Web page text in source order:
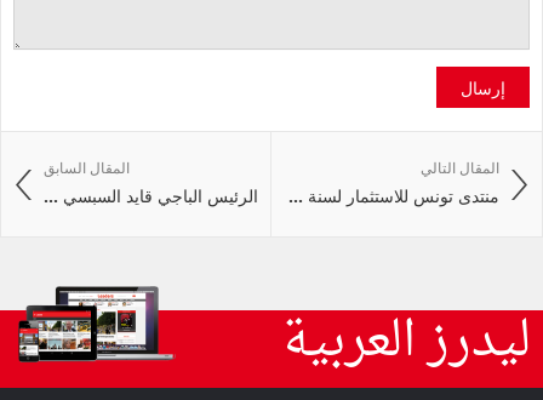
إرسال
المقال السابق
الرئيس الباجي قايد السبسي ...
المقال التالي
منتدى تونس للاستثمار لسنة ...
ليدرز العربية